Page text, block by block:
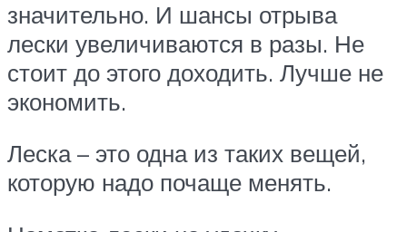
значительно. И шансы отрыва
лески увеличиваются в разы. Не
стоит до этого доходить. Лучше не
экономить.
Леска – это одна из таких вещей,
которую надо почаще менять.